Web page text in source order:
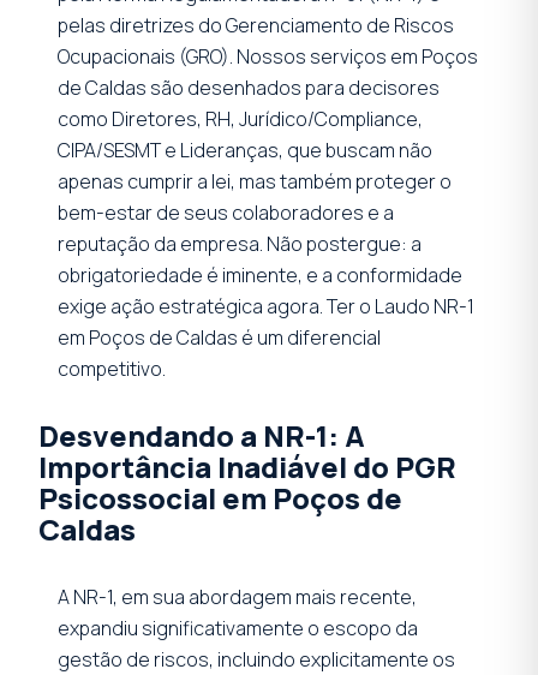
pelas diretrizes do Gerenciamento de Riscos
Ocupacionais (GRO). Nossos serviços em Poços
de Caldas são desenhados para decisores
como Diretores, RH, Jurídico/Compliance,
CIPA/SESMT e Lideranças, que buscam não
apenas cumprir a lei, mas também proteger o
bem-estar de seus colaboradores e a
reputação da empresa. Não postergue: a
obrigatoriedade é iminente, e a conformidade
exige ação estratégica agora. Ter o Laudo NR-1
em Poços de Caldas é um diferencial
competitivo.
Desvendando a NR-1: A
Importância Inadiável do PGR
Psicossocial em Poços de
Caldas
A NR-1, em sua abordagem mais recente,
expandiu significativamente o escopo da
gestão de riscos, incluindo explicitamente os